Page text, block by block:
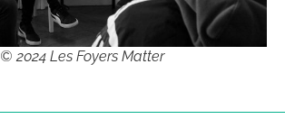
© 2024 Les Foyers Matter